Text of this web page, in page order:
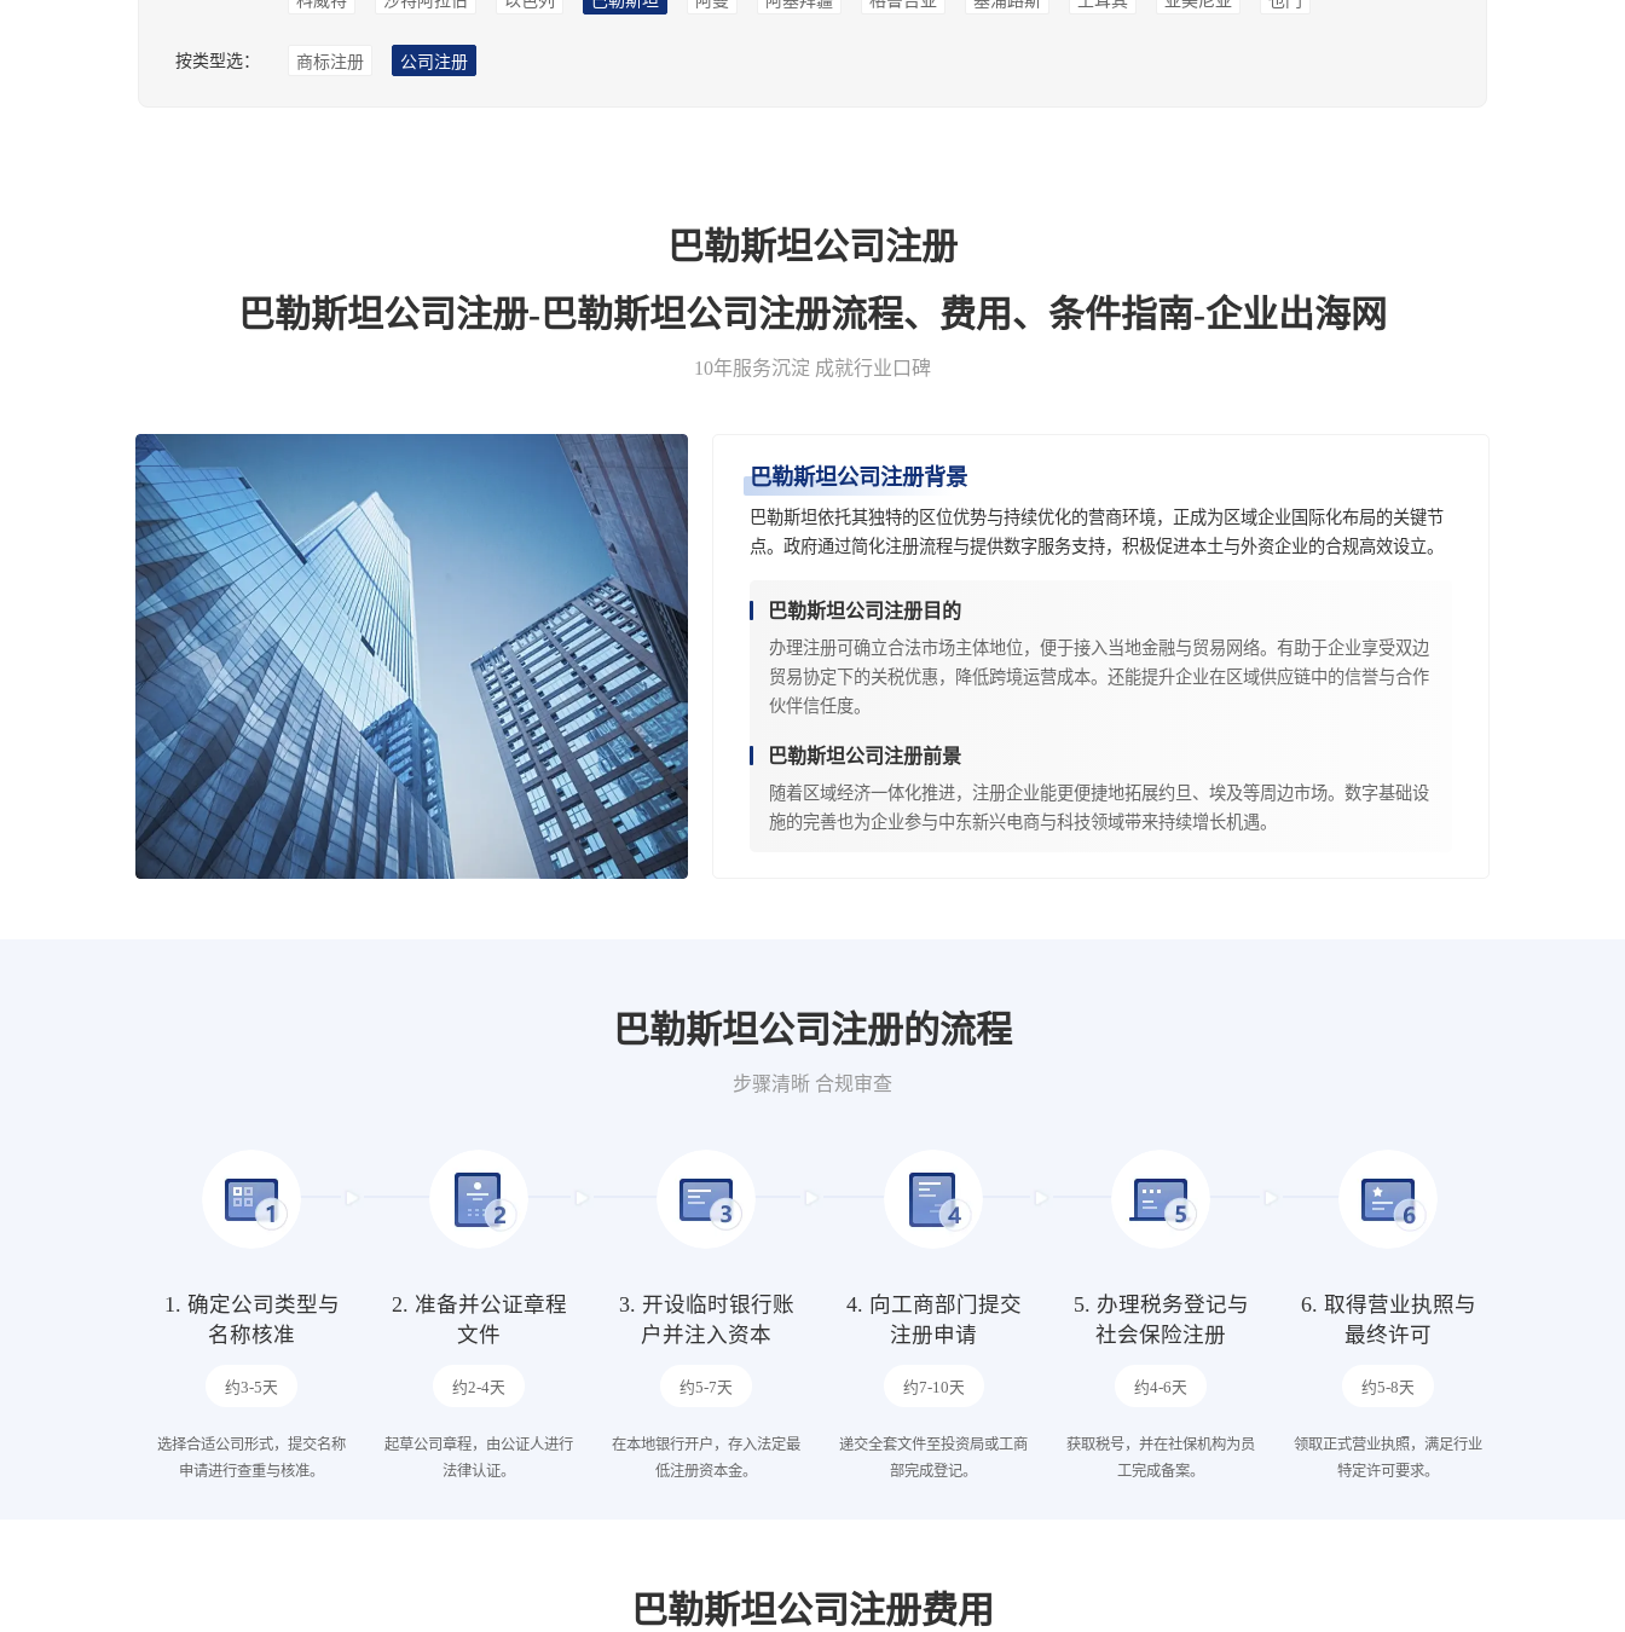
按类型选： 商标注册 公司注册
巴勒斯坦公司注册
巴勒斯坦公司注册-巴勒斯坦公司注册流程、费用、条件指南-企业出海网
10年服务沉淀 成就行业口碑
巴勒斯坦公司注册背景
巴勒斯坦依托其独特的区位优势与持续优化的营商环境，正成为区域企业国际化布局的关键节
点。政府通过简化注册流程与提供数字服务支持，积极促进本土与外资企业的合规高效设立。
巴勒斯坦公司注册目的
办理注册可确立合法市场主体地位，便于接入当地金融与贸易网络。有助于企业享受双边
贸易协定下的关税优惠，降低跨境运营成本。还能提升企业在区域供应链中的信誉与合作
伙伴信任度。
巴勒斯坦公司注册前景
随着区域经济一体化推进，注册企业能更便捷地拓展约旦、埃及等周边市场。数字基础设
施的完善也为企业参与中东新兴电商与科技领域带来持续增长机遇。
巴勒斯坦公司注册的流程
步骤清晰 合规审查
1. 确定公司类型与
名称核准
约3-5天
选择合适公司形式，提交名称
申请进行查重与核准。
2. 准备并公证章程
文件
约2-4天
起草公司章程，由公证人进行
法律认证。
3. 开设临时银行账
户并注入资本
约5-7天
在本地银行开户，存入法定最
低注册资本金。
4. 向工商部门提交
注册申请
约7-10天
递交全套文件至投资局或工商
部完成登记。
5. 办理税务登记与
社会保险注册
约4-6天
获取税号，并在社保机构为员
工完成备案。
6. 取得营业执照与
最终许可
约5-8天
领取正式营业执照，满足行业
特定许可要求。
巴勒斯坦公司注册费用